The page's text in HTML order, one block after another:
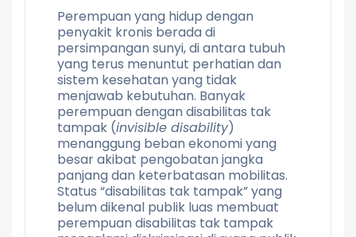
Perempuan yang hidup dengan
penyakit kronis berada di
persimpangan sunyi, di antara tubuh
yang terus menuntut perhatian dan
sistem kesehatan yang tidak
menjawab kebutuhan. Banyak
perempuan dengan disabilitas tak
tampak (invisible disability)
menanggung beban ekonomi yang
besar akibat pengobatan jangka
panjang dan keterbatasan mobilitas.
Status “disabilitas tak tampak” yang
belum dikenal publik luas membuat
perempuan disabilitas tak tampak